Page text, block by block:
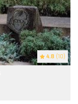
4.8 (10)